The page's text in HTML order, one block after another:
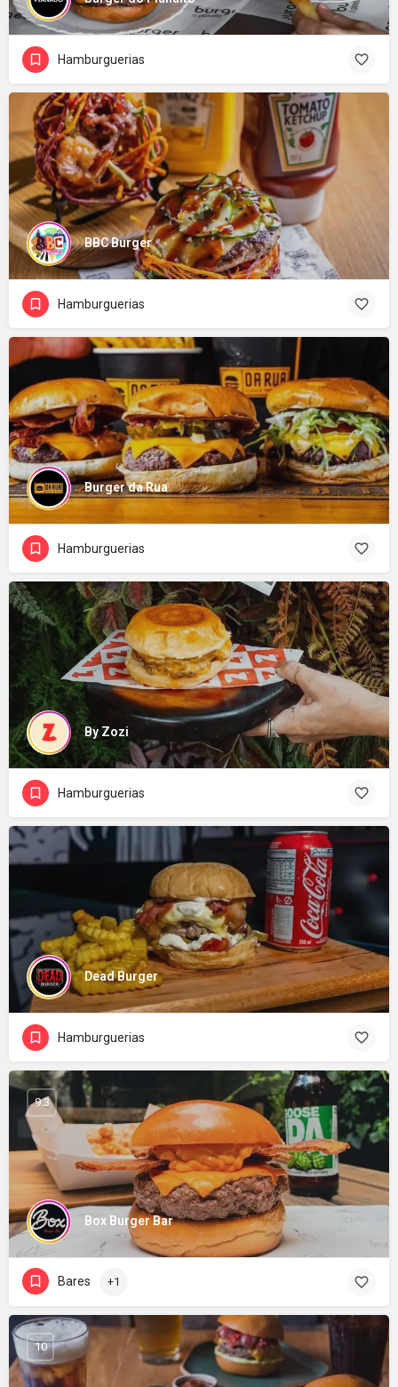
Hamburguerias
BBC Burger
Hamburguerias
Burger da Rua
Hamburguerias
By Zozi
Hamburguerias
Dead Burger
Hamburguerias
Box Burger Bar
9.3
Bares +1
10